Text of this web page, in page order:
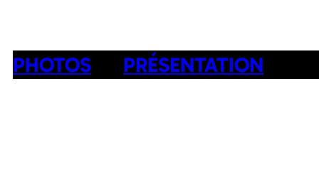
PHOTOS PRÉSENTATION